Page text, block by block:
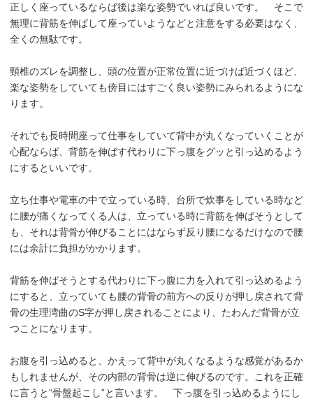
正しく座っているならば後は楽な姿勢でいれば良いです。 そこで
無理に背筋を伸ばして座っていようなどと注意をする必要はなく、
全くの無駄です。
頸椎のズレを調整し、頭の位置が正常位置に近づけば近づくほど、
楽な姿勢をしていても傍目にはすごく良い姿勢にみられるようにな
ります。
それでも長時間座って仕事をしていて背中が丸くなっていくことが
心配ならば、背筋を伸ばす代わりに下っ腹をグッと引っ込めるよう
にするといいです。
立ち仕事や電車の中で立っている時、台所で炊事をしている時など
に腰が痛くなってくる人は、立っている時に背筋を伸ばそうとして
も、それは背骨が伸びることにはならず反り腰になるだけなので腰
には余計に負担がかかります。
背筋を伸ばそうとする代わりに下っ腹に力を入れて引っ込めるよう
にすると、立っていても腰の背骨の前方への反りが押し戻されて背
骨の生理湾曲のS字が押し戻されることにより、たわんだ背骨が立
つことになります。
お腹を引っ込めると、かえって背中が丸くなるような感覚があるか
もしれませんが、その内部の背骨は逆に伸びるのです。これを正確
に言うと“骨盤起こし”と言います。 下っ腹を引っ込めるようにし